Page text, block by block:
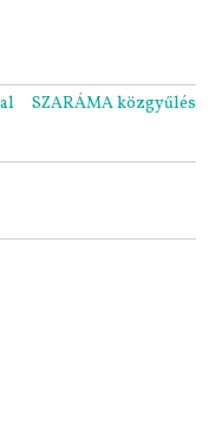
SZARÁMA közgyűlés